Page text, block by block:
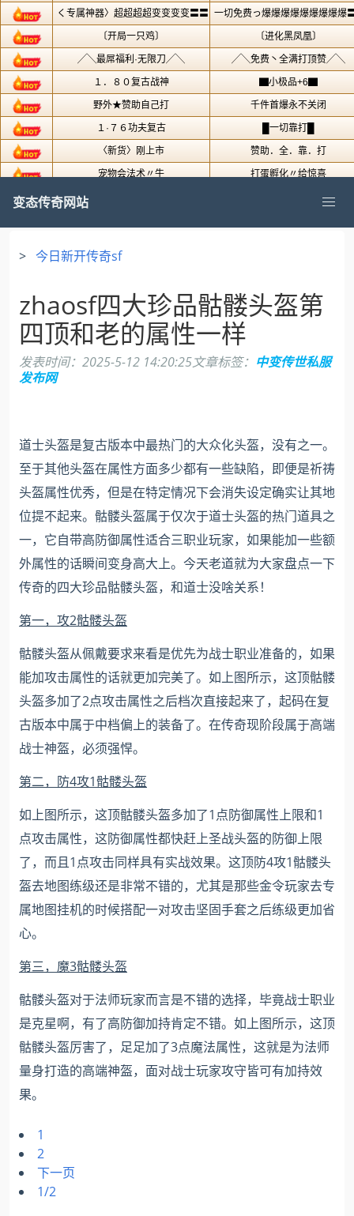
变态传奇网站
> 今日新开传奇sf
zhaosf四大珍品骷髅头盔第
四顶和老的属性一样
发表时间： 2025-5-12 14:20:25文章标签： 中变传世私服
发布网
道士头盔是复古版本中最热门的大众化头盔，没有之一。
至于其他头盔在属性方面多少都有一些缺陷，即便是祈祷
头盔属性优秀，但是在特定情况下会消失设定确实让其地
位提不起来。骷髅头盔属于仅次于道士头盔的热门道具之
一，它自带高防御属性适合三职业玩家，如果能加一些额
外属性的话瞬间变身高大上。今天老道就为大家盘点一下
传奇的四大珍品骷髅头盔，和道士没啥关系！
第一，攻2骷髅头盔
骷髅头盔从佩戴要求来看是优先为战士职业准备的，如果
能加攻击属性的话就更加完美了。如上图所示，这顶骷髅
头盔多加了2点攻击属性之后档次直接起来了，起码在复
古版本中属于中档偏上的装备了。在传奇现阶段属于高端
战士神盔，必须强悍。
第二，防4攻1骷髅头盔
如上图所示，这顶骷髅头盔多加了1点防御属性上限和1
点攻击属性，这防御属性都快赶上圣战头盔的防御上限
了，而且1点攻击同样具有实战效果。这顶防4攻1骷髅头
盔去地图练级还是非常不错的，尤其是那些金令玩家去专
属地图挂机的时候搭配一对攻击坚固手套之后练级更加省
心。
第三，魔3骷髅头盔
骷髅头盔对于法师玩家而言是不错的选择，毕竟战士职业
是克星啊，有了高防御加持肯定不错。如上图所示，这顶
骷髅头盔厉害了，足足加了3点魔法属性，这就是为法师
量身打造的高端神盔，面对战士玩家攻守皆可有加持效
果。
1
2
下一页
1/2